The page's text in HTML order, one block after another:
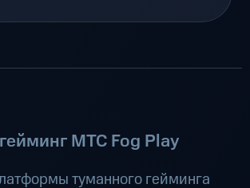
МТС Fog Play
туманного гейминга